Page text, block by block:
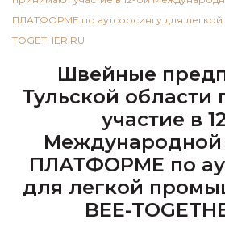
ПЛАТФОРМЕ по аутсорсингу для
TOGETHER.RU
Швейные
Тульской
участие в
ПЛАТФОРМЕ по
для легкой
BEE-